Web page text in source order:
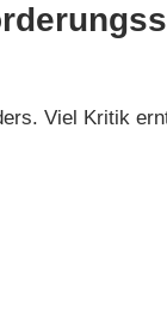
Viel Kritik